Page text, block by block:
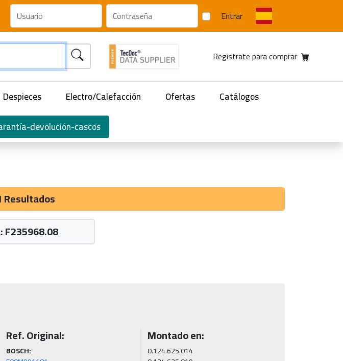
Entrar
Registrate para comprar
Despieces Electro/Calefacción Ofertas
Catálogos
devolución-cascos
F235968.08
Ref. Original:
BOSCH:
Montado en:
0.124.625.014